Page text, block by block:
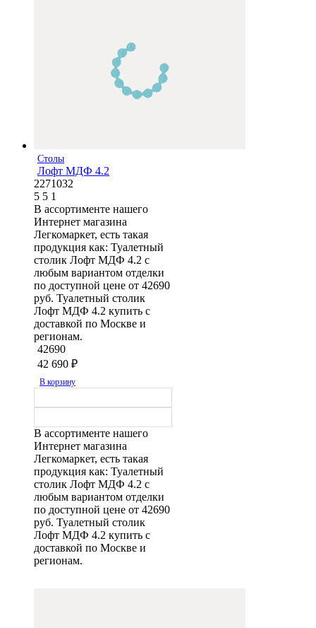
Столы
Лофт МДФ 4.2
2271032
5 5 1
В ассортименте нашего
Интернет магазина
Легкомаркет, есть такая
продукция как: Туалетный
столик Лофт МДФ 4.2 с
любым вариантом отделки
по доступной цене от 42690
руб. Туалетный столик
Лофт МДФ 4.2 купить с
доставкой по Москве и
регионам.
42690
42 690 ₽
В корзину
В ассортименте нашего
Интернет магазина
Легкомаркет, есть такая
продукция как: Туалетный
столик Лофт МДФ 4.2 с
любым вариантом отделки
по доступной цене от 42690
руб. Туалетный столик
Лофт МДФ 4.2 купить с
доставкой по Москве и
регионам.